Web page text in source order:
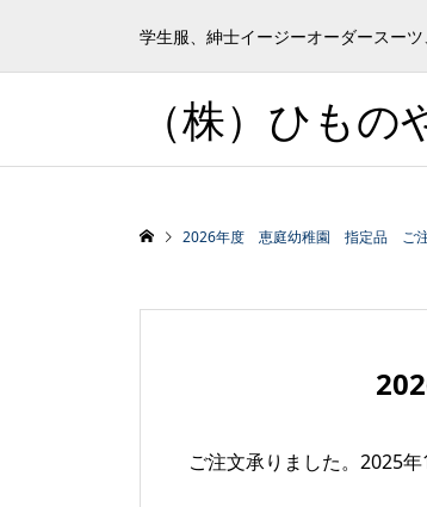
学生服、紳士イージーオーダースー
（株）ひもの
2026年度 恵庭幼稚園 指定品 ご注
ご注文承りました。2025